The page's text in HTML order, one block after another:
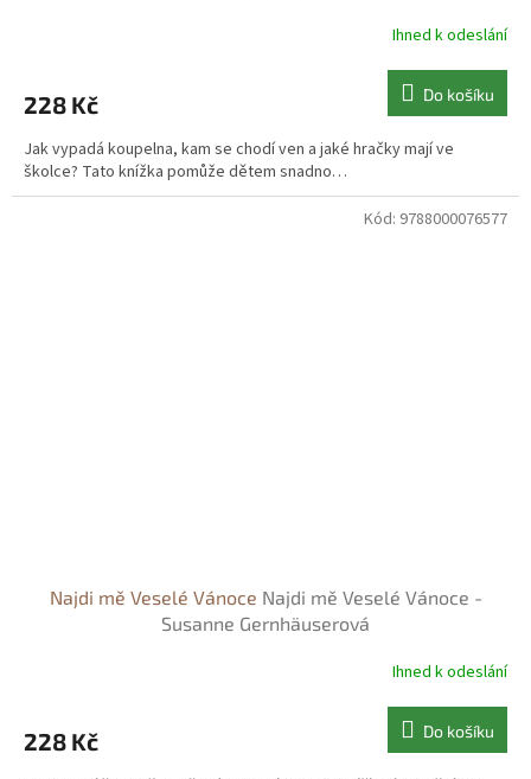
Ihned k odeslání
228 Kč Do košíku
Jak vypadá koupelna, kam se chodí ven a jaké hračky mají ve
školce? Tato knížka pomůže dětem snadno…
Najdi mě Veselé Vánoce Najdi mě Veselé Vánoce -
Susanne Gernhäuserová
Ihned k odeslání
228 Kč Do košíku
Kód: 9788000076577